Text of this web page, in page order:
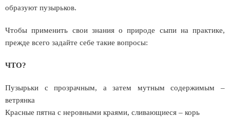
образуют пузырьков.
Чтобы применить свои знания о природе сыпи на практике,
прежде всего задайте себе такие вопросы:
ЧТО?
Пузырьки с прозрачным, а затем мутным содержимым –
ветрянка
Красные пятна с неровными краями, сливающиеся – корь